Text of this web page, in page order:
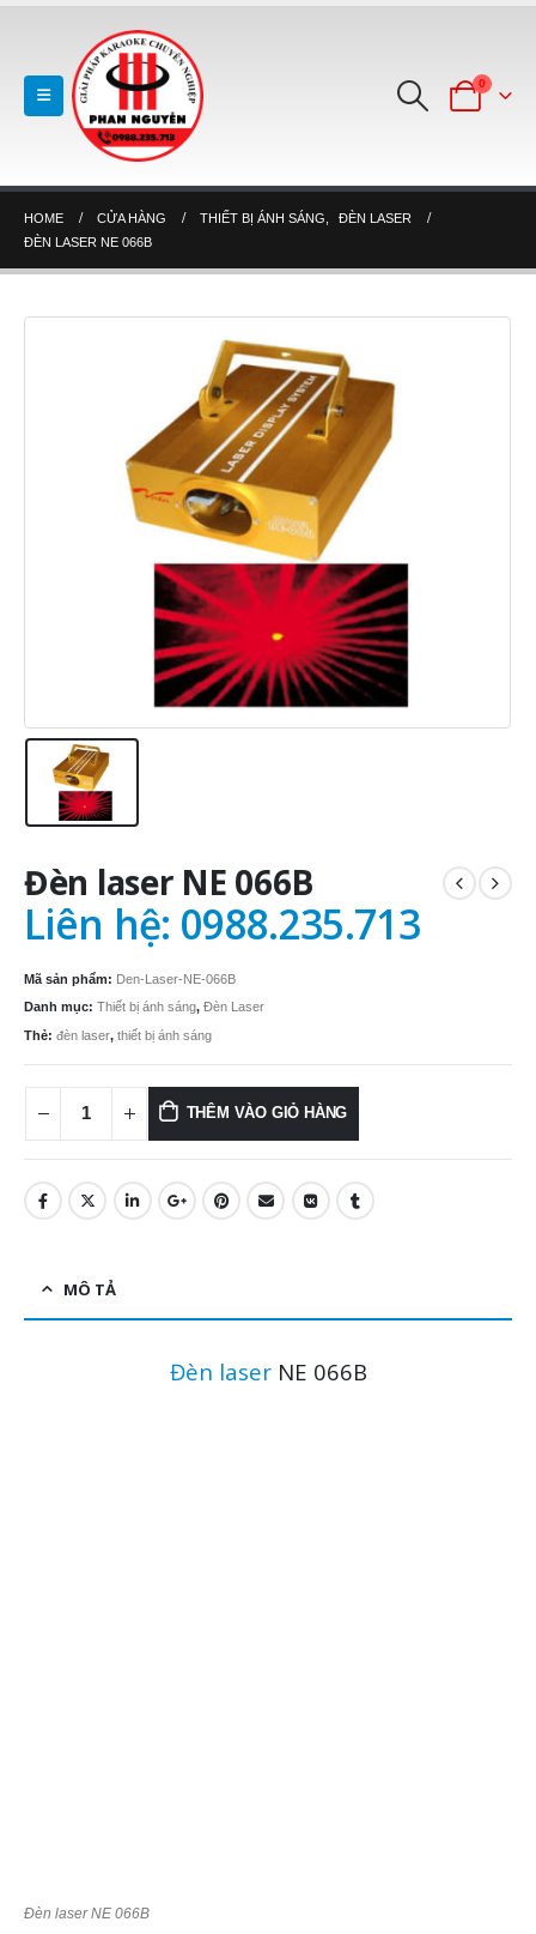
0
HOME CỬA HÀNG THIẾT BỊ ÁNH SÁNG
ĐÈN LASER
ĐÈN LASER NE 066B
Đèn laser NE 066B
Liên hệ: 0988.235.713
Mã sản phẩm: Den-Laser-NE-066B
Danh mục: Thiết bị ánh sáng, Đèn Laser
Thẻ: đèn laser, thiết bị ánh sáng
THÊM VÀO GIỎ HÀNG
MÔ TẢ
Đèn laserNE 066B
Đèn laser NE 066B